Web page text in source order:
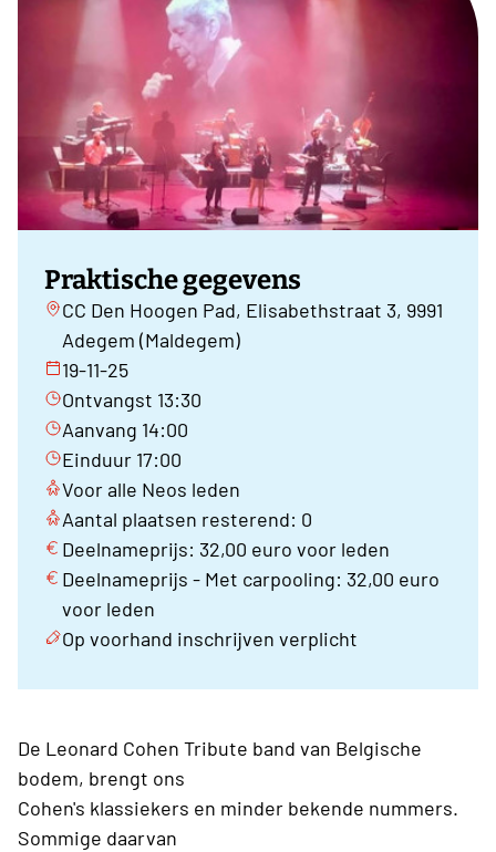
Praktische gegevens
CC Den Hoogen Pad, Elisabethstraat 3, 9991
Adegem (Maldegem)
19-11-25
Ontvangst 13:30
Aanvang 14:00
Einduur 17:00
Voor alle Neos leden
Aantal plaatsen resterend: 0
Deelnameprijs: 32,00 euro voor leden
Deelnameprijs - Met carpooling: 32,00 euro
voor leden
Op voorhand inschrijven verplicht
De Leonard Cohen Tribute band van Belgische
bodem, brengt ons
Cohen's klassiekers en minder bekende nummers.
Sommige daarvan